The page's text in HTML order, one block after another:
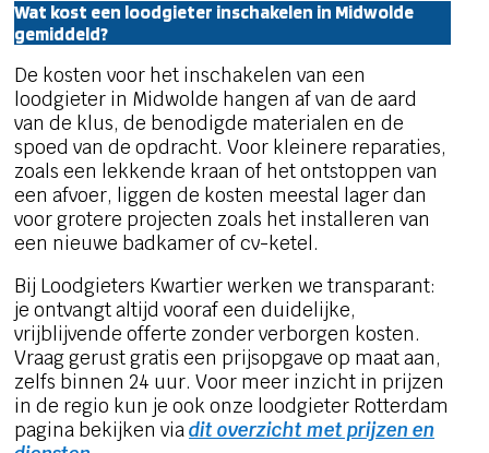
Wat kost een loodgieter inschakelen in Midwolde
gemiddeld?
De kosten voor het inschakelen van een
loodgieter in Midwolde hangen af van de aard
van de klus, de benodigde materialen en de
spoed van de opdracht. Voor kleinere reparaties,
zoals een lekkende kraan of het ontstoppen van
een afvoer, liggen de kosten meestal lager dan
voor grotere projecten zoals het installeren van
een nieuwe badkamer of cv-ketel.
Bij Loodgieters Kwartier werken we transparant:
je ontvangt altijd vooraf een duidelijke,
vrijblijvende offerte zonder verborgen kosten.
Vraag gerust gratis een prijsopgave op maat aan,
zelfs binnen 24 uur. Voor meer inzicht in prijzen
in de regio kun je ook onze loodgieter Rotterdam
pagina bekijken viadit overzicht met prijzen en